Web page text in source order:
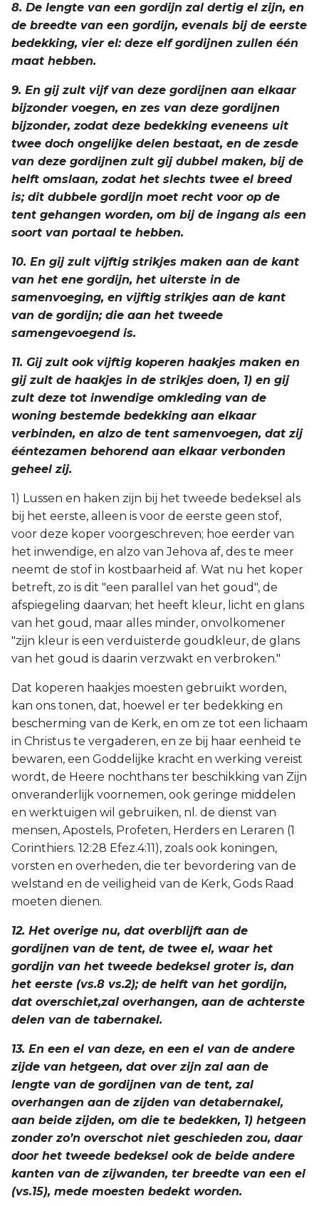
8. De lengte van een gordijn zal dertig el zijn, en
de breedte van een gordijn, evenals bij de eerste
bedekking, vier el: deze elf gordijnen zullen één
maat hebben.
9. En gij zult vijf van deze gordijnen aan elkaar
bijzonder voegen, en zes van deze gordijnen
bijzonder, zodat deze bedekking eveneens uit
twee doch ongelijke delen bestaat, en de zesde
van deze gordijnen zult gij dubbel maken, bij de
helft omslaan, zodat het slechts twee el breed
is; dit dubbele gordijn moet recht voor op de
tent gehangen worden, om bij de ingang als een
soort van portaal te hebben.
10. En gij zult vijftig strikjes maken aan de kant
van het ene gordijn, het uiterste in de
samenvoeging, en vijftig strikjes aan de kant
van de gordijn; die aan het tweede
samengevoegend is.
11. Gij zult ook vijftig koperen haakjes maken en
gij zult de haakjes in de strikjes doen, 1) en gij
zult deze tot inwendige omkleding van de
woning bestemde bedekking aan elkaar
verbinden, en alzo de tent samenvoegen, dat zij
ééntezamen behorend aan elkaar verbonden
geheel zij.
1) Lussen en haken zijn bij het tweede bedeksel als
bij het eerste, alleen is voor de eerste geen stof,
voor deze koper voorgeschreven; hoe eerder van
het inwendige, en alzo van Jehova af, des te meer
neemt de stof in kostbaarheid af. Wat nu het koper
betreft, zo is dit "een parallel van het goud", de
afspiegeling daarvan; het heeft kleur, licht en glans
van het goud, maar alles minder, onvolkomener
"zijn kleur is een verduisterde goudkleur, de glans
van het goud is daarin verzwakt en verbroken."
Dat koperen haakjes moesten gebruikt worden,
kan ons tonen, dat, hoewel er ter bedekking en
bescherming van de Kerk, en om ze tot een lichaam
in Christus te vergaderen, en ze bij haar eenheid te
bewaren, een Goddelijke kracht en werking vereist
wordt, de Heere nochthans ter beschikking van Zijn
onveranderlijk voornemen, ook geringe middelen
en werktuigen wil gebruiken, nl. de dienst van
mensen, Apostels, Profeten, Herders en Leraren (1
Corinthiers. 12:28 Efez.4:11), zoals ook koningen,
vorsten en overheden, die ter bevordering van de
welstand en de veiligheid van de Kerk, Gods Raad
moeten dienen.
12. Het overige nu, dat overblijft aan de
gordijnen van de tent, de twee el, waar het
gordijn van het tweede bedeksel groter is, dan
het eerste (vs.8 vs.2); de helft van het gordijn,
dat overschiet,zal overhangen, aan de achterste
delen van de tabernakel.
13. En een el van deze, en een el van de andere
zijde van hetgeen, dat over zijn zal aan de
lengte van de gordijnen van de tent, zal
overhangen aan de zijden van detabernakel,
aan beide zijden, om die te bedekken, 1) hetgeen
zonder zo’n overschot niet geschieden zou, daar
door het tweede bedeksel ook de beide andere
kanten van de zijwanden, ter breedte van een el
(vs.15), mede moesten bedekt worden.